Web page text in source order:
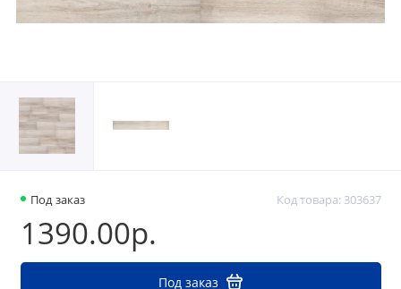
Под заказ Код товара: 303637
1390.00р.
Под заказ